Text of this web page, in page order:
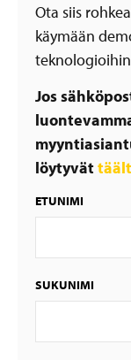
Ota siis
käymään
Jos
löytyvät
ETUNIMI
SUKUNIMI